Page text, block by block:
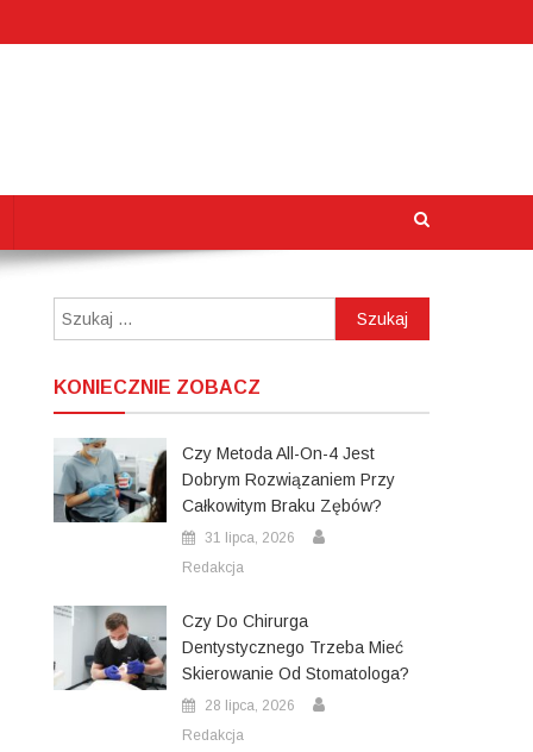
Szukaj:
KONIECZNIE ZOBACZ
Czy Metoda All-On-4 Jest
Dobrym Rozwiązaniem Przy
Całkowitym Braku Zębów?
31 lipca, 2026
Redakcja
Czy Do Chirurga
Dentystycznego Trzeba Mieć
Skierowanie Od Stomatologa?
28 lipca, 2026
Redakcja